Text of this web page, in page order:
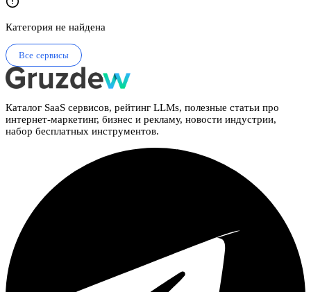
Категория не найдена
Все сервисы
Каталог SaaS сервисов, рейтинг LLMs, полезные статьи про
интернет-маркетинг, бизнес и рекламу, новости индустрии,
набор бесплатных инструментов.